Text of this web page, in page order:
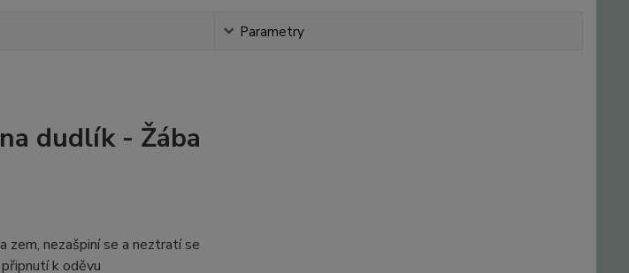
Parametry
dudlík - Žába
zem, nezašpiní se a neztratí se
k oděvu